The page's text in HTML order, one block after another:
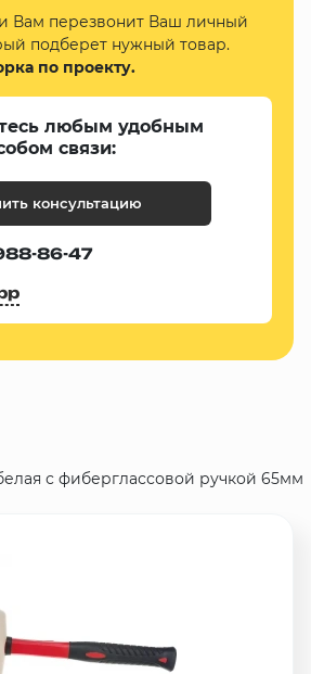
и Вам перезвонит Ваш личный
подберет нужный товар.
по проекту.
любым удобным
связи:
консультацию
86-47
с фиберглассовой ручкой 65мм